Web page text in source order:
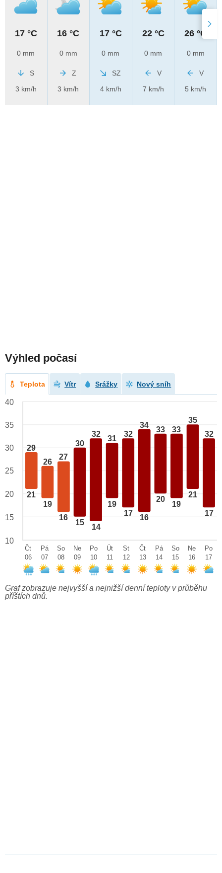
17 °C
0 mm
S
3 km/h
16 °C
0 mm
Z
3 km/h
17 °C
0 mm
SZ
4 km/h
22 °C
0 mm
V
7 km/h
26 °C
0 mm
V
5 km/h
Výhled počasí
Teplota Vítr Srážky Nový sníh
29
21
26
19
27
16
30
15
32
14
31
19
32
17
34
16
33
20
33
19
35
21
32
17
40
35
30
25
20
15
10
Čt
06
Pá
07
So
08
Ne
09
Po
10
Út
11
St
12
Čt
13
Pá
14
So
15
Ne
16
Po
17
Graf zobrazuje nejvyšší a nejnižší denní teploty v průběhu
příštích dnů.